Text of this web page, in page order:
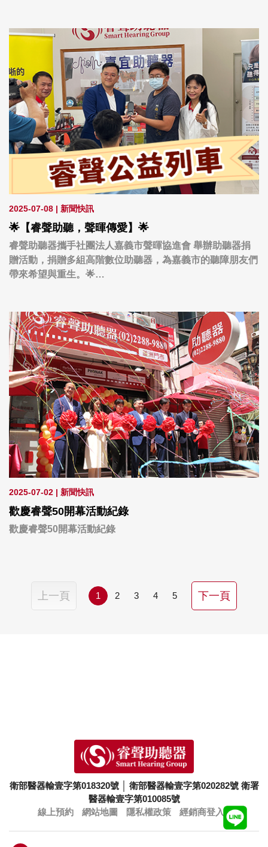
2025-07-08 | 新聞快訊
🌟【睿聲助聽，聲暉傳愛】🌟
睿聲助聽器攜手社團法人嘉義市聲暉協進會 舉辦助聽器捐
贈活動，捐贈多組高階數位助聽器，為嘉義市的聽障朋友們
帶來希望與重生。🌟
2025-07-02 | 新聞快訊
歡慶睿聲50開幕活動紀錄
歡慶睿聲50開幕活動紀錄
上一頁 1 2 3 4 5 下一頁
衛部醫器輸壹字第018320號 衛部醫器輸壹字第020282號 衛署
醫器輸壹字第010085號
線上預約
網站地圖 隱私權政策 經銷商登入